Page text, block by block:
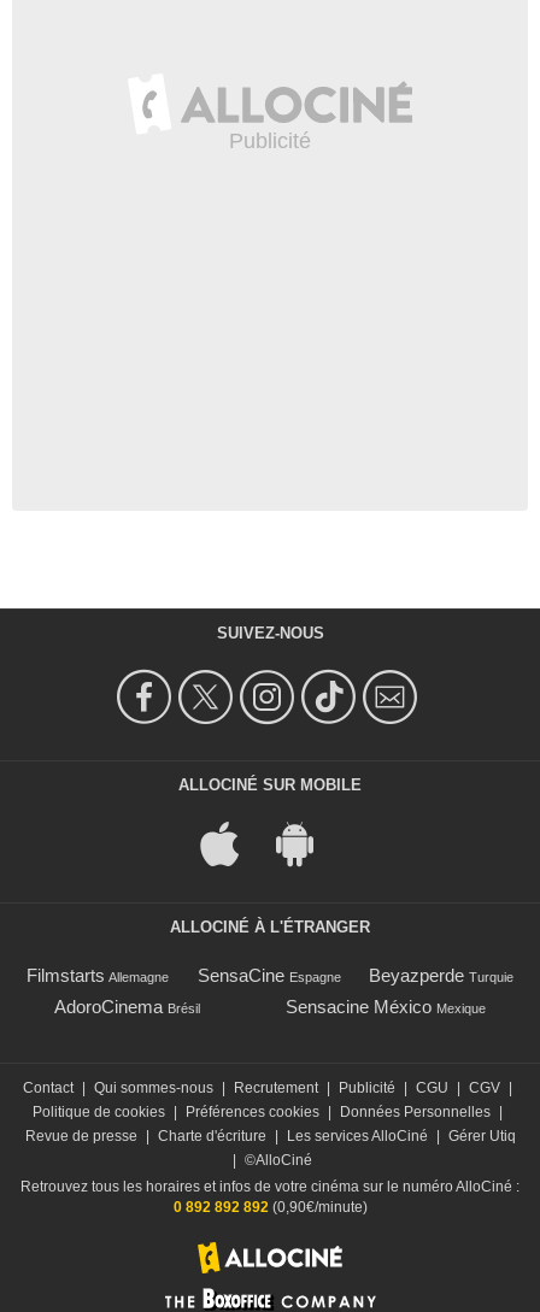
SUIVEZ-NOUS
ALLOCINÉ SUR MOBILE
ALLOCINÉ À L'ÉTRANGER
Filmstarts Allemagne SensaCine Espagne Beyazperde Turquie
AdoroCinema Brésil Sensacine México Mexique
Contact Qui sommes-nous Recrutement Publicité CGU CGV
Politique de cookies
Préférences cookies Données Personnelles
Revue de presse
Charte d'écriture Les services AlloCiné
Gérer Utiq
©AlloCiné
Retrouvez tous les horaires et infos de votre cinéma sur le numéro AlloCiné :
0 892 892 892(0,90€/minute)